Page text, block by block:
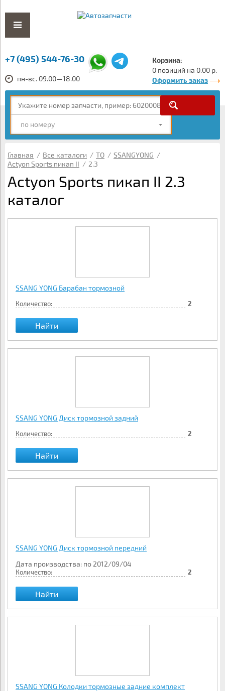
+7 (495) 544-76-30
пн-вс. 09.00—18.00
Корзина:
0 позиций на 0.00 р.
Оформить заказ
по номеру
Главная / Все каталоги / ТО / SSANGYONG /
Actyon Sports пикап II / 2.3
Actyon Sports пикап II 2.3
каталог
SSANG YONG Барабан тормозной
Количество: 2
Найти
SSANG YONG Диск тормозной задний
Количество: 2
Найти
SSANG YONG Диск тормозной передний
Дата производства: по 2012/09/04
Количество: 2
Найти
SSANG YONG Колодки тормозные задние комплект